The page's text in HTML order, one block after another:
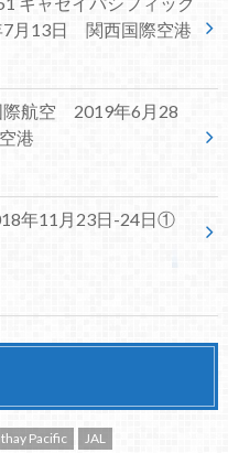
月13日 関西国際空港
際航空 2019年6月28
港
年11月23日-24日①
Pacific JAL